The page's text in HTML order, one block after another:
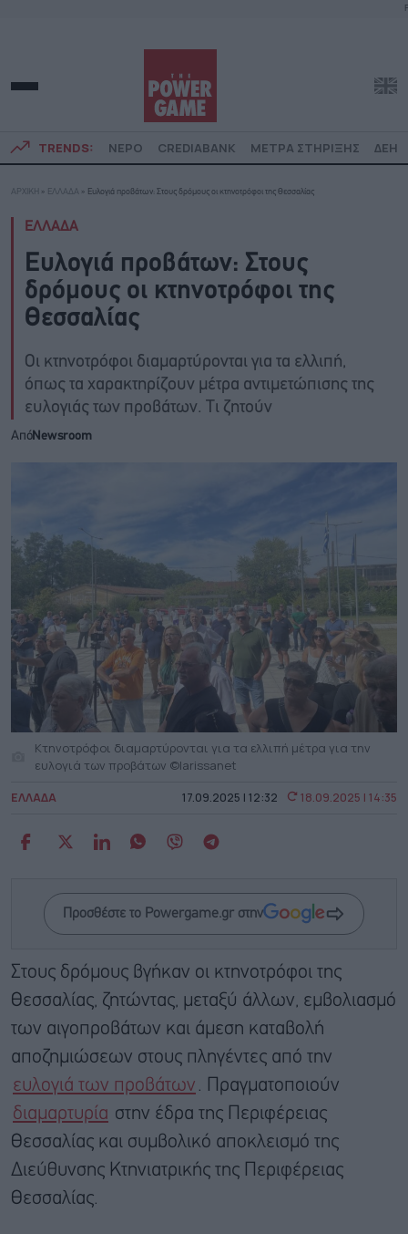
TRENDS: ΝΕΡΟ CREDIABANK ΜΕΤΡΑ ΣΤΗΡΙΞΗΣ ΔΕΗ
ΑΡΧΙΚΗ » ΕΛΛΑΔΑ » Ευλογιά προβάτων: Στους δρόμους οι κτηνοτρόφοι της Θεσσαλίας
ΕΛΛΑΔΑ
Ευλογιά προβάτων: Στους
δρόμους οι κτηνοτρόφοι της
Θεσσαλίας
Οι κτηνοτρόφοι διαμαρτύρονται για τα ελλιπή,
όπως τα χαρακτηρίζουν μέτρα αντιμετώπισης της
ευλογιάς των προβάτων. Τι ζητούν
ΑπόNewsroom
Κτηνοτρόφοι διαμαρτύρονται για τα ελλιπή μέτρα για την
ευλογιά των προβάτων ©larissanet
ΕΛΛΑΔΑ 17.09.2025 | 12:32 18.09.2025 | 14:35
Προσθέστε το Powergame.gr στην
Στους δρόμους βγήκαν οι κτηνοτρόφοι της
Θεσσαλίας, ζητώντας, μεταξύ άλλων, εμβολιασμό
των αιγοπροβάτων και άμεση καταβολή
αποζημιώσεων στους πληγέντες από την
ευλογιά των προβάτων . Πραγματοποιούν
διαμαρτυρία στην έδρα της Περιφέρειας
Θεσσαλίας και συμβολικό αποκλεισμό της
Διεύθυνσης Κτηνιατρικής της Περιφέρειας
Θεσσαλίας.